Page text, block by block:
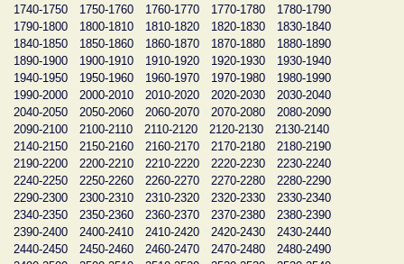
1740-1750
1750-1760 1760-1770 1770-1780
1780-1790
1790-1800
1800-1810 1810-1820 1820-1830
1830-1840
1840-1850
1850-1860 1860-1870 1870-1880
1880-1890
1890-1900
1900-1910 1910-1920 1920-1930
1930-1940
1940-1950
1950-1960 1960-1970 1970-1980
1980-1990
1990-2000
2000-2010 2010-2020 2020-2030
2030-2040
2040-2050
2050-2060 2060-2070 2070-2080
2080-2090
2090-2100
2100-2110 2110-2120 2120-2130
2130-2140
2140-2150
2150-2160 2160-2170 2170-2180
2180-2190
2190-2200
2200-2210 2210-2220 2220-2230
2230-2240
2240-2250
2250-2260 2260-2270 2270-2280
2280-2290
2290-2300
2300-2310 2310-2320 2320-2330
2330-2340
2340-2350
2350-2360 2360-2370 2370-2380
2380-2390
2390-2400
2400-2410 2410-2420 2420-2430
2430-2440
2440-2450
2450-2460 2460-2470 2470-2480
2480-2490